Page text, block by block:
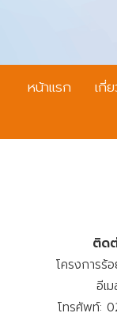
หน้าแรก เกี่
ติด
โครงการร้
อีเ
โทรศัพท์: